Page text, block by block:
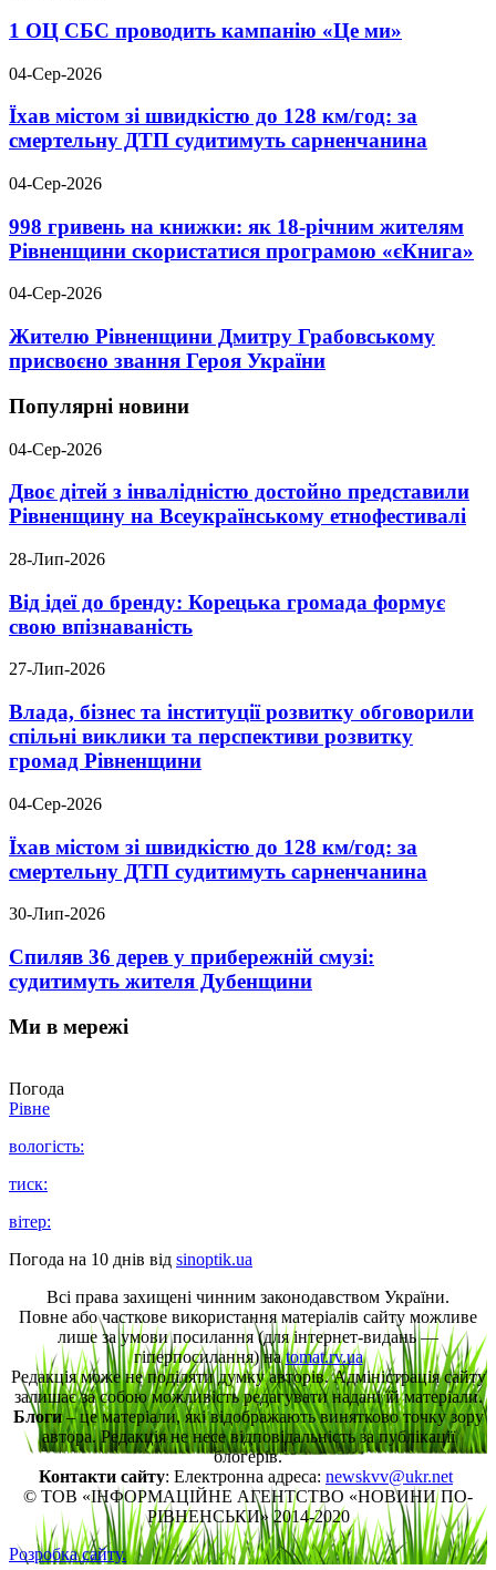
1 ОЦ СБС проводить кампанію «Це ми»
04-Сер-2026
Їхав містом зі швидкістю до 128 км/год: за
смертельну ДТП судитимуть сарненчанина
04-Сер-2026
998 гривень на книжки: як 18-річним жителям
Рівненщини скористатися програмою «єКнига»
04-Сер-2026
Жителю Рівненщини Дмитру Грабовському
присвоєно звання Героя України
Популярні новини
04-Сер-2026
Двоє дітей з інвалідністю достойно представили
Рівненщину на Всеукраїнському етнофестивалі
28-Лип-2026
Від ідеї до бренду: Корецька громада формує
свою впізнаваність
27-Лип-2026
Влада, бізнес та інституції розвитку обговорили
спільні виклики та перспективи розвитку
громад Рівненщини
04-Сер-2026
Їхав містом зі швидкістю до 128 км/год: за
смертельну ДТП судитимуть сарненчанина
30-Лип-2026
Спиляв 36 дерев у прибережній смузі:
судитимуть жителя Дубенщини
Ми в мережі
Погода
Рівне
вологість:
тиск:
вітер:
Погода на 10 днів від sinoptik.ua
Всі права захищені чинним законодавством України.
Повне або часткове використання матеріалів сайту можливе
лише за умови посилання (для інтернет-видань —
гіперпосилання) наtomat.rv.ua
Редакція може не поділяти думку авторів. Адміністрація сайту
залишає за собою можливість редагувати надані їй матеріали.
Блоги– це матеріали, які відображають винятково точку зору
автора. Редакція не несе відповідальність за публікації
блогерів.
Контакти сайту: Електронна адреса: newskvv@ukr.net
© ТОВ «ІНФОРМАЦІЙНЕ АГЕНТСТВО «НОВИНИ ПО-
РІВНЕНСЬКИ» 2014-2020
Розробка сайту.